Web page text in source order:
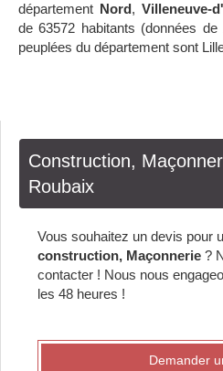
département Nord, Villeneuve-
de 63572 habitants (données
peuplées du département sont
Construction,
Roubaix
Vous souhaitez un devis pour
construction, Maçonnerie ?
contacter ! Nous nous
les 48 heures !
Demander